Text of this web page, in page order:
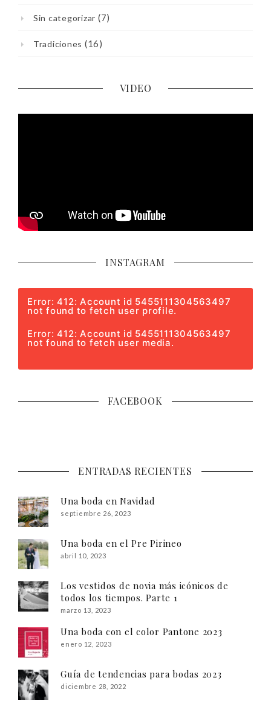
Sin categorizar (7)
Tradiciones (16)
VIDEO
INSTAGRAM
Error: 412: Account id 5455111304563497
not found to fetch user profile.
Error: 412: Account id 5455111304563497
not found to fetch user media.
FACEBOOK
ENTRADAS RECIENTES
Una boda en Navidad
septiembre 26, 2023
Una boda en el Pre Pirineo
abril 10, 2023
Los vestidos de novia más icónicos de
todos los tiempos. Parte 1
marzo 13, 2023
Una boda con el color Pantone 2023
enero 12, 2023
Guía de tendencias para bodas 2023
diciembre 28, 2022